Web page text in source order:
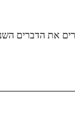
את הדברים